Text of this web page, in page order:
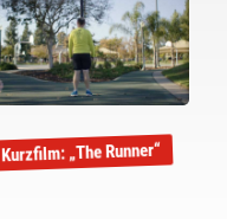
Kurzfilm: „The Runner“